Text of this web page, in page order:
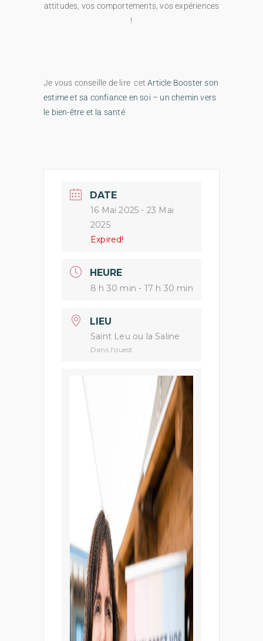
attitudes, vos comportements, vos expériences
!
Je vous conseille de lire cetArticle Booster son
estime et sa confiance en soi – un chemin vers
le bien-être et la santé
DATE
16 Mai 2025 - 23 Mai
2025
Expired!
HEURE
8 h 30 min - 17 h 30 min
LIEU
Saint Leu ou la Saline
Dans l'ouest